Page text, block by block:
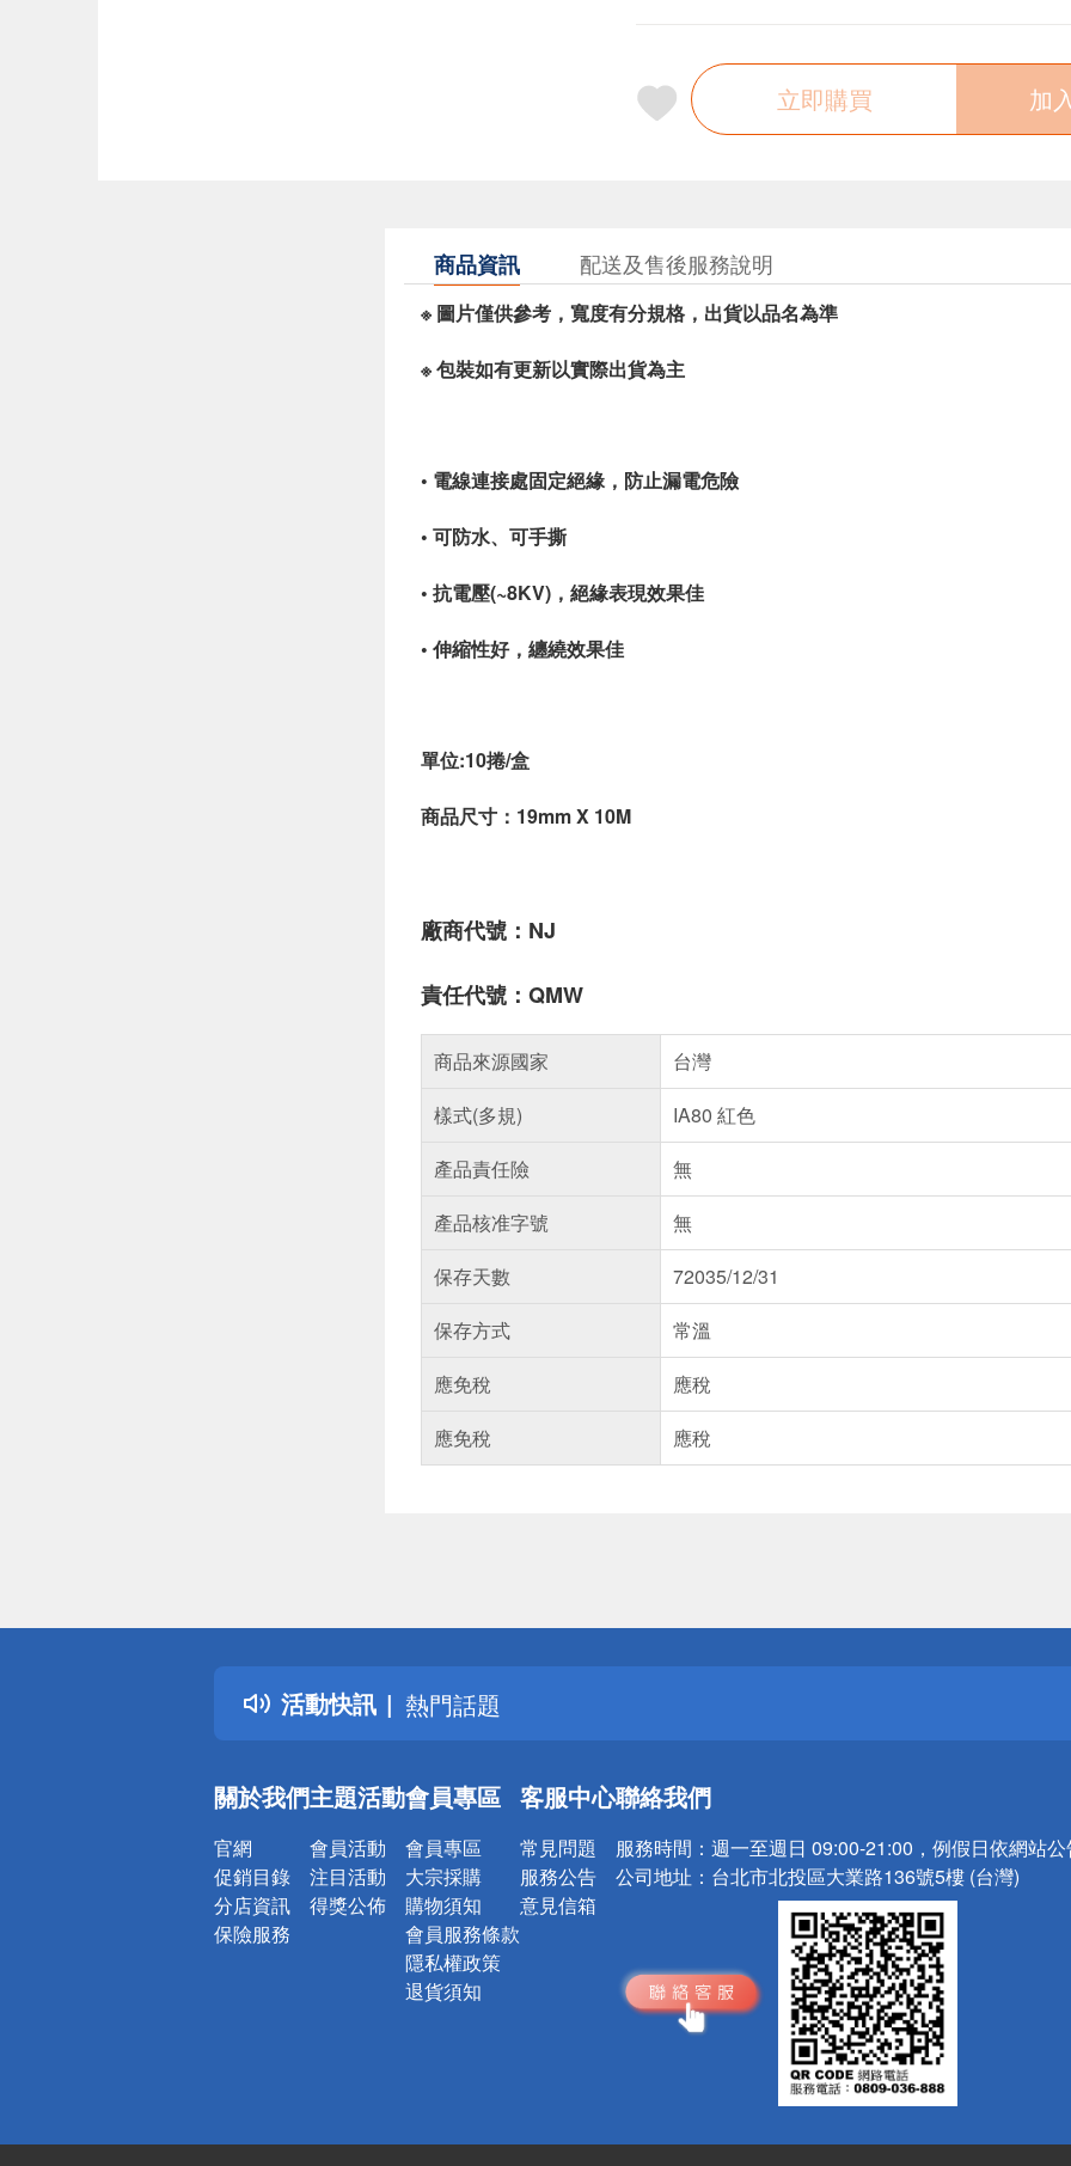
立即購買 加
商品資訊 配送及售後服務說明
※ 圖片僅供參考，寬度有分規格，出貨以品名為準
※ 包裝如有更新以實際出貨為主
• 電線連接處固定絕緣，防止漏電危險
• 可防水、可手撕
• 抗電壓(~8KV)，絕緣表現效果佳
• 伸縮性好，纏繞效果佳
單位:10捲/盒
商品尺寸：19mm X 10M
廠商代號：NJ
責任代號：QMW
商品來源國家
台灣
樣式(多規)
IA80 紅色
產品責任險
無
產品核准字號
無
保存天數
72035/12/31
保存方式
常溫
應免稅
應稅
應免稅
應稅
活動快訊
詐騙網頁！請小心！
得獎公告
熱門話題
銀行優惠
詐騙網頁！請小心！
關於我們
官網
促銷目錄
分店資訊
保險服務
主題活動
會員活動
注目活動
得獎公佈
會員專區
會員專區
大宗採購
購物須知
會員服務條款
隱私權政策
退貨須知
客服中心
常見問題
服務公告
意見信箱
聯絡我們
服務時間： 週一至週日 09:00-21:00，例假日依網站
公司地址： 台北市北投區大業路136號5樓 (台灣)